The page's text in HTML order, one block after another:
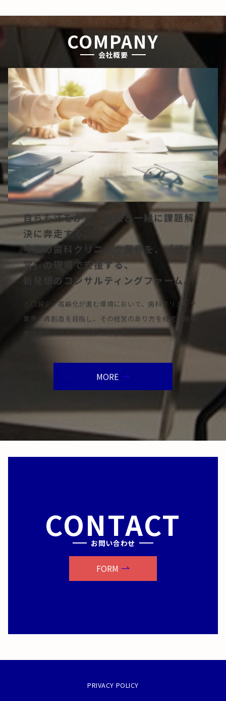
COMPANY
会社概要
自らも汗をかき、皆様と一緒に課題解
決に奔走する。
今後の歯科クリニック業界を、「経
営」の現場で支援する、
新発想のコンサルティングファーム。
人口減少、高齢化が進む環境において、歯科クリニック
業界の再創造を目指し、その経営のあり方を経営の現場
から提案・アドバイスいたします。
MORE
CONTACT
お問い合わせ
FORM
PRIVACY POLICY